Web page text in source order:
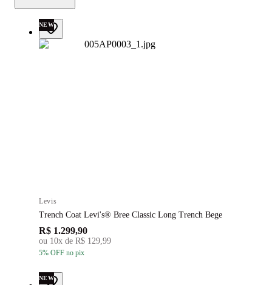
NEW
Levis
Trench Coat Levi's® Bree Classic Long Trench Bege
R$ 1.299,90
ou 10x de R$ 129,99
5% OFF no pix
NEW